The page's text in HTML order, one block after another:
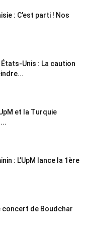
: C’est parti ! Nos
Unis : La caution
et la Turquie
: L’UpM lance la 1ère
concert de Boudchar